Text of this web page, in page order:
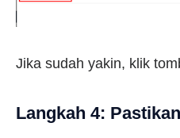
Jika sudah yakin, klik
Langkah 4: